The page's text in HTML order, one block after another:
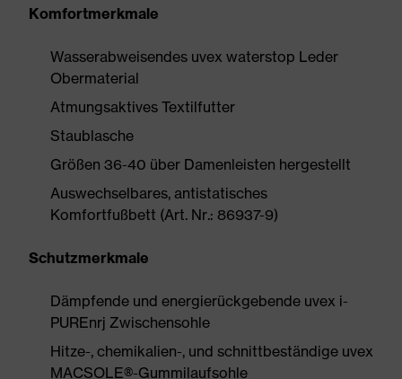
Komfortmerkmale
Wasserabweisendes uvex waterstop Leder
Obermaterial
Atmungsaktives Textilfutter
Staublasche
Größen 36-40 über Damenleisten hergestellt
Auswechselbares, antistatisches
Komfortfußbett (Art. Nr.: 86937-9)
Schutzmerkmale
Dämpfende und energierückgebende uvex i-
PUREnrj Zwischensohle
Hitze-, chemikalien-, und schnittbeständige uvex
MACSOLE®-Gummilaufsohle